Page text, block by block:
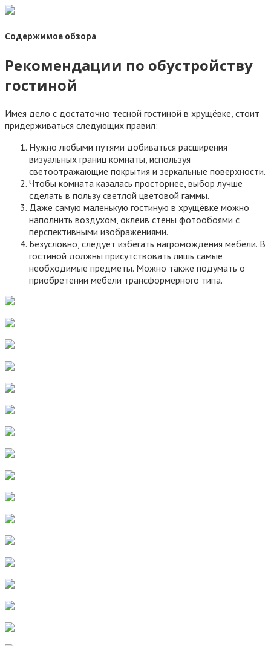
Содержимое обзора
Рекомендации по обустройству
гостиной
Имея дело с достаточно тесной гостиной в хрущёвке, стоит
придерживаться следующих правил:
Нужно любыми путями добиваться расширения
визуальных границ комнаты, используя
светоотражающие покрытия и зеркальные поверхности.
Чтобы комната казалась просторнее, выбор лучше
сделать в пользу светлой цветовой гаммы.
Даже самую маленькую гостиную в хрущёвке можно
наполнить воздухом, оклеив стены фотообоями с
перспективными изображениями.
Безусловно, следует избегать нагромождения мебели. В
гостиной должны присутствовать лишь самые
необходимые предметы. Можно также подумать о
приобретении мебели трансформерного типа.